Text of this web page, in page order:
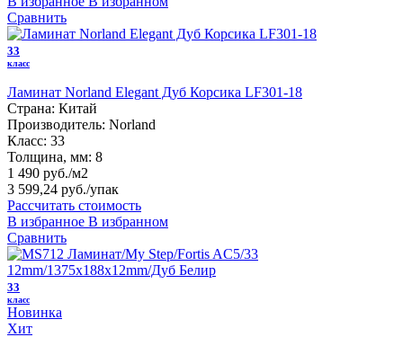
Сравнить
33
класс
Ламинат Norland Elegant Дуб Корсика LF301-18
Страна: Китай
Производитель: Norland
Класс: 33
Толщина, мм: 8
1 490 руб./м2
3 599,24 руб./упак
Рассчитать стоимость
В избранное В избранном
Сравнить
33
класс
Новинка
Хит